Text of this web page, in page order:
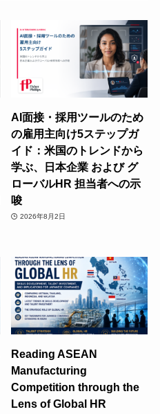
AI面接・採用ツールのため
の雇用主向け5ステップガ
イド：米国のトレンドから
学ぶ、日本企業 および グ
ローバルHR 担当者への示
唆
2026年8月2日
Reading ASEAN
Manufacturing
Competition through the
Lens of Global HR